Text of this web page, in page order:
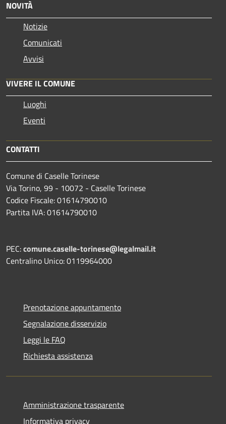
NOVITÀ
Notizie
Comunicati
Avvisi
VIVERE IL COMUNE
Luoghi
Eventi
CONTATTI
Comune di Caselle Torinese
Via Torino, 99 - 10072 - Caselle Torinese
Codice Fiscale: 01614790010
Partita IVA: 01614790010
PEC:comune.caselle-torinese@legalmail.it
Centralino Unico: 0119964000
Prenotazione appuntamento
Segnalazione disservizio
Leggi le FAQ
Richiesta assistenza
Amministrazione trasparente
Informativa privacy